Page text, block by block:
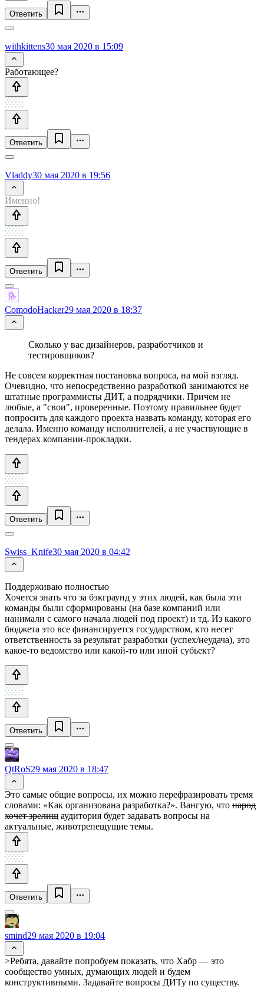
Ответить
withkittens30 мая 2020 в 15:09
Работающее?
Ответить
Vladdy30 мая 2020 в 19:56
Именно!
Ответить
ComodoHacker29 мая 2020 в 18:37
Сколько у вас дизайнеров, разработчиков и
тестировщиков?
Не совсем корректная постановка вопроса, на мой взгляд.
Очевидно, что непосредственно разработкой занимаются не
штатные программисты ДИТ, а подрядчики. Причем не
любые, а "свои", проверенные. Поэтому правильнее будет
попросить для каждого проекта назвать команду, которая его
делала. Именно команду исполнителей, а не участвующие в
тендерах компании-прокладки.
Ответить
Swiss_Knife30 мая 2020 в 04:42
Поддерживаю полностью
Хочется знать что за бэкграунд у этих людей, как была эти
команды были сформированы (на базе компаний или
нанимали с самого начала людей под проект) и тд. Из какого
бюджета это все финансируется государством, кто несет
ответственность за результат разработки (успех/неудача), это
какое-то ведомство или какой-то или иной субьект?
Ответить
QtRoS29 мая 2020 в 18:47
Это самые общие вопросы, их можно перефразировать тремя
словами: «Как организована разработка?». Вангую, что народ
хочет зрелищ аудитория будет задавать вопросы на
актуальные, животрепещущие темы.
Ответить
smind29 мая 2020 в 19:04
>Ребята, давайте попробуем показать, что Хабр — это
сообщество умных, думающих людей и будем
конструктивными. Задавайте вопросы ДИТу по существу.